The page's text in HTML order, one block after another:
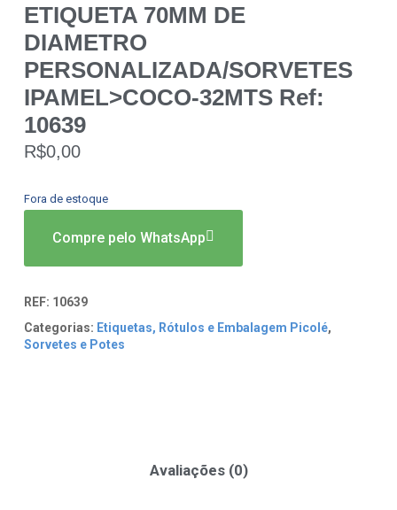
ETIQUETA 70MM DE
DIAMETRO
PERSONALIZADA/SORVETES
IPAMEL>COCO-32MTS Ref:
10639
R$0,00
Fora de estoque
Compre pelo WhatsApp
REF: 10639
Categorias: Etiquetas, Rótulos e Embalagem Picolé,
Sorvetes e Potes
Avaliações (0)